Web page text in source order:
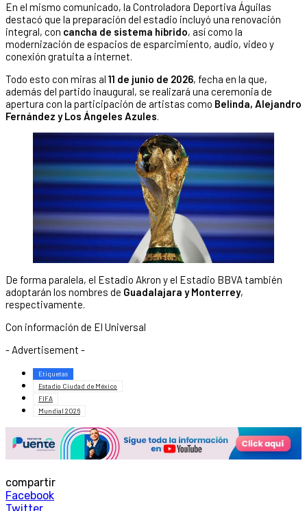
En el mismo comunicado, la Controladora Deportiva Águilas
destacó que la preparación del estadio incluyó una renovación
integral, con cancha de sistema híbrido, así como la
modernización de espacios de esparcimiento, audio, video y
conexión gratuita a internet.
Todo esto con miras al 11 de junio de 2026, fecha en la que,
además del partido inaugural, se realizará una ceremonia de
apertura con la participación de artistas como Belinda, Alejandro
Fernández y Los Ángeles Azules.
De forma paralela, el Estadio Akron y el Estadio BBVA también
adoptarán los nombres de Guadalajara y Monterrey,
respectivamente.
Con información de El Universal
- Advertisement -
Etiquetas
Estadio Ciudad de México
FIFA
Mundial 2026
compartir
Facebook